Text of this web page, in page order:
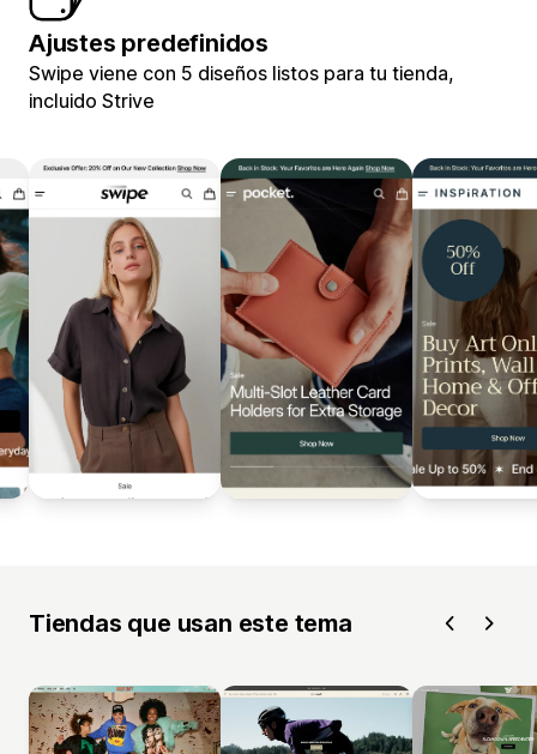
Ajustes predefinidos
Swipe viene con 5 diseños listos para tu tienda,
incluido Strive
Tiendas que usan este tema